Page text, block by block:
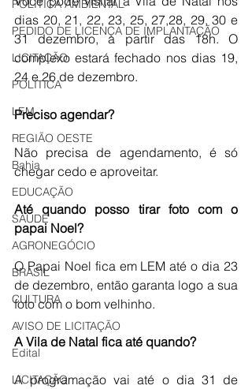
POLÍTICA AMBIENTAL
PEDIDO DE LICENÇA DE IMPLANTAÇÃO
LICITAÇÃO
POLÍTICA
LEM
REGIÃO OESTE
Bahia
EDUCAÇÃO
SAÚDE
AGRONEGÓCIO
BRASIL
CULTURA
AVISO DE LICITAÇÃO
Edital
LICITAÇÃO
dias 20, 21, 22, 23, 25, 27,28, 29, 30 e
31 dezembro, a partir das 18h. O
complexo estará fechado nos dias 19,
24 e 26 de dezembro.
Preciso agendar?
Não precisa de agendamento, é só
chegar cedo e aproveitar.
Até quando posso tirar foto com o
papai Noel?
O Papai Noel fica em LEM até o dia 23
de dezembro, então garanta logo a sua
foto com o bom velhinho.
A Vila de Natal fica até quando?
A programação vai até o dia 31 de